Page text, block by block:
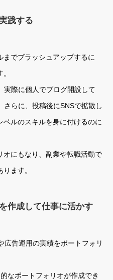
践する
でブラッシュアップするに
実際に個人でブログ開設して
らに、投稿後にSNSで拡散し
ルのスキルを身に付けるのに
にもなり、副業や転職活動で
ます。
作成して仕事に活かす
広告運用の実績をポートフォリ
なポートフォリオが作成でき